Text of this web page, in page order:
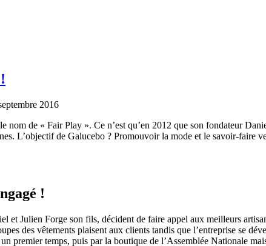
2016
nom de « Fair Play ». Ce n’est qu’en 2012 que son fondateur
L’objectif de Galucebo ? Promouvoir la mode et le savoir-faire
!
et Julien Forge son fils, décident de faire appel aux meilleurs
des vêtements plaisent aux clients tandis que l’entreprise se
premier temps, puis par la boutique de l’Assemblée Nationale